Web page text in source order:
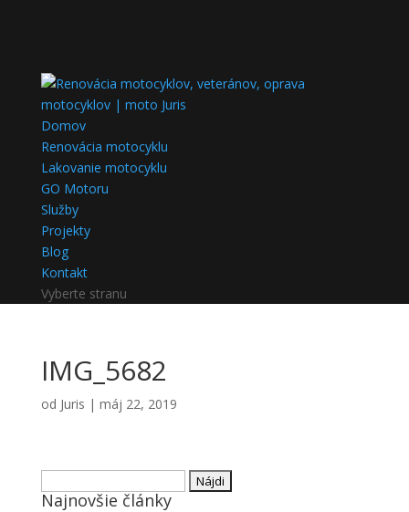
Domov
Renovácia motocyklu
Lakovanie motocyklu
GO Motoru
Služby
Projekty
Blog
Kontakt
Vyberte stranu
IMG_5682
od Juris | máj 22, 2019
Najnovšie články